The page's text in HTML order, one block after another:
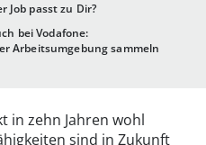
Job passt zu Dir?
bei Vodafone:
Arbeitsumgebung sammeln
in zehn Jahren wohl
sind in Zukunft